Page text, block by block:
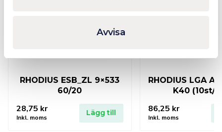
Avvisa
RHODIUS ESB_ZL 9×533
60/20
28,75 kr
Inkl. moms
Lägg till
RHODIUS LGA
K40 (10st/
86,25 kr
Inkl. moms